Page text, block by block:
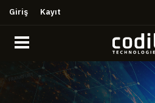
Giriş Kayıt